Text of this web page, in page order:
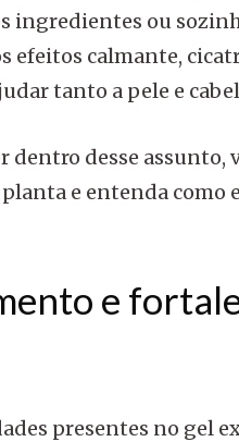
ingredientes ou
efeitos calmante,
tanto a pele e
dentro desse assunto,
e entenda como
e
presentes no gel